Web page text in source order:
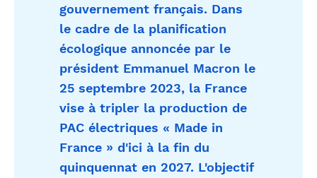
gouvernement français. Dans
le cadre de la planification
écologique annoncée par le
président Emmanuel Macron le
25 septembre 2023, la France
vise à tripler la production de
PAC électriques « Made in
France » d'ici à la fin du
quinquennat en 2027. L'objectif